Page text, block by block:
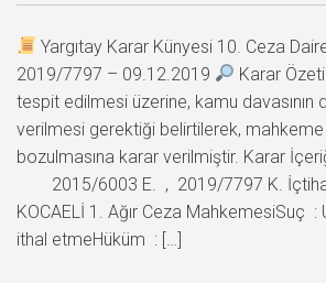
Yargıtay Karar Künyesi 10. Ceza
2019/7797 – 09.12.2019
Karar Özeti
tespit edilmesi üzerine, kamu davasının
verilmesi gerektiği belirtilerek, mahkeme
bozulmasına karar verilmiştir. Karar
2015/6003 E. , 2019/7797 K.
KOCAELİ 1. Ağır Ceza MahkemesiSuç
ithal etmeHüküm : […]